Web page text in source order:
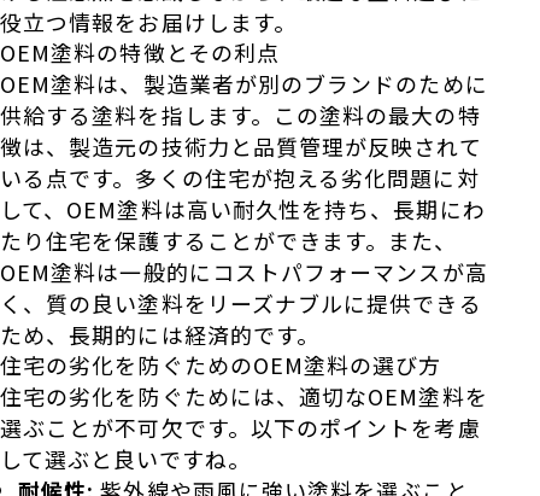
役立つ情報をお届けします。
OEM塗料の特徴とその利点
OEM塗料は、製造業者が別のブランドのために
供給する塗料を指します。この塗料の最大の特
徴は、製造元の技術力と品質管理が反映されて
いる点です。多くの住宅が抱える劣化問題に対
して、OEM塗料は高い耐久性を持ち、長期にわ
たり住宅を保護することができます。また、
OEM塗料は一般的にコストパフォーマンスが高
く、質の良い塗料をリーズナブルに提供できる
ため、長期的には経済的です。
住宅の劣化を防ぐためのOEM塗料の選び方
住宅の劣化を防ぐためには、適切なOEM塗料を
選ぶことが不可欠です。以下のポイントを考慮
して選ぶと良いですね。